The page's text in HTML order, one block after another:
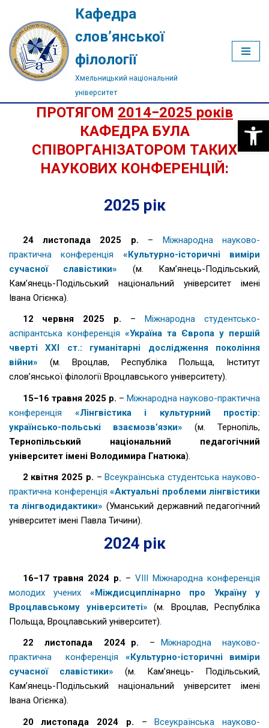
Перейти
до
вмісту
Кафедра
слов’янської
філології
Хмельницький національний
університет
ПРОТЯГОМ 2014−2025 років
КАФЕДРА БУЛА
СПІВОРГАНІЗАТОРОМ ТАКИХ
НАУКОВИХ КОНФЕРЕНЦІЙ:
2025 рік
24 листопада 2025 р. – Міжнародна науково-
практична конференція «Культурно-історичні виміри
сучасної славістики» (м. Кам’янець-Подільський,
Кам’янець-Подільський національний університет імені
Івана Огієнка).
12 червня 2025 р. –Міжнародна студентсько-
аспірантська конференція «Україна та Європа у першій
чверті ХХІ ст.: гуманітарні дослідження покоління
війни» (м. Вроцлав, Республіка Польща, Інститут
словʼянської філології Вроцлавського університету).
15−16 травня 2025 р. – Міжнародна науково-практична
конференція «Лінгвістика і культурний простір:
українсько-польські взаємозв’язки» (м. Тернопіль,
Тернопільський національний педагогічний
університет імені Володимира Гнатюка).
2 квітня 2025 р. –Всеукраїнська студентська науково-
практична конференція «Актуальні проблеми лінгвістики
та лінгводидактики» (Уманський державний педагогічний
університет імені Павла Тичини).
2024 рік
16−17 травня 2024 р. –VIII Міжнародна конференція
молодих учених «Міждисциплінарно про Україну у
Вроцлавському університеті» (м. Вроцлав, Республіка
Польща, Вроцлавський університет).
22 листопада 2024 р. – Міжнародна науково-
практична конференція «Культурно-історичні виміри
сучасної славістики»
(м. Кам’янець- Подільський,
Кам’янець-Подільський національний університет імені
Івана Огієнка).
20 листопада 2024 р. –Всеукраїнська науково-